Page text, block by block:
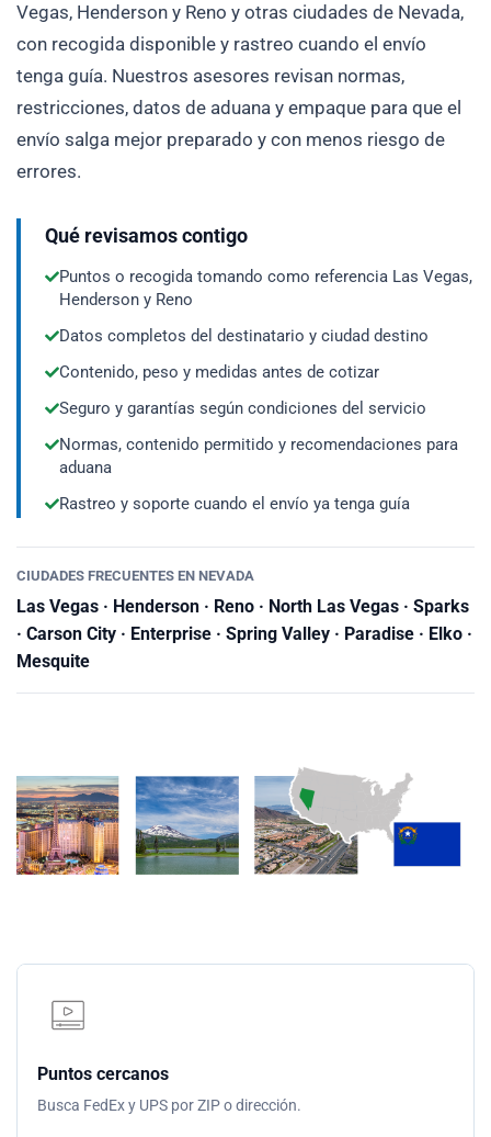
Vegas, Henderson y Reno y otras ciudades de Nevada,
con recogida disponible y rastreo cuando el envío
tenga guía. Nuestros asesores revisan normas,
restricciones, datos de aduana y empaque para que el
envío salga mejor preparado y con menos riesgo de
errores.
Qué revisamos contigo
Puntos o recogida tomando como referencia Las Vegas,
Henderson y Reno
Datos completos del destinatario y ciudad destino
Contenido, peso y medidas antes de cotizar
Seguro y garantías según condiciones del servicio
Normas, contenido permitido y recomendaciones para
aduana
Rastreo y soporte cuando el envío ya tenga guía
CIUDADES FRECUENTES EN NEVADA
Las Vegas · Henderson · Reno · North Las Vegas · Sparks
· Carson City · Enterprise · Spring Valley · Paradise · Elko ·
Mesquite
Puntos cercanos
Busca FedEx y UPS por ZIP o dirección.